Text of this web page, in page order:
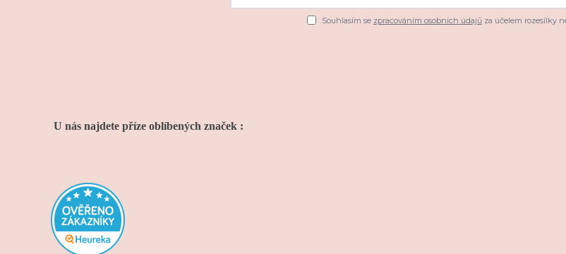
Souhlasím se zpracováním osobních údajůza účelem rozesílky
U nás najdete příze oblíbených značek :